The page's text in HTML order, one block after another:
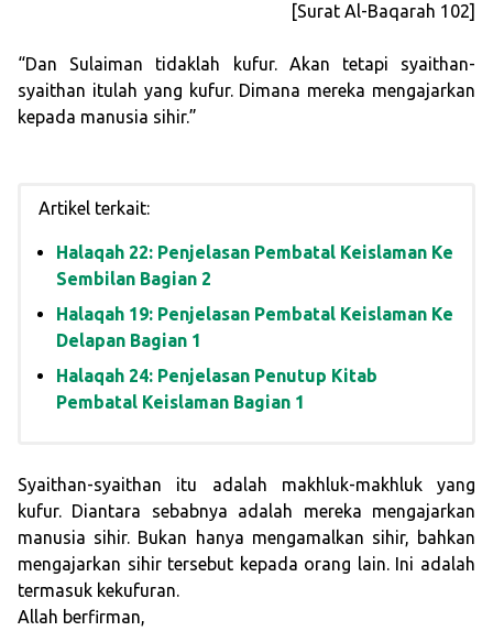
[Surat Al-Baqarah 102]
“Dan Sulaiman tidaklah kufur. Akan tetapi syaithan-
syaithan itulah yang kufur. Dimana mereka mengajarkan
kepada manusia sihir.”
Artikel terkait:
Halaqah 22: Penjelasan Pembatal Keislaman Ke
Sembilan Bagian 2
Halaqah 19: Penjelasan Pembatal Keislaman Ke
Delapan Bagian 1
Halaqah 24: Penjelasan Penutup Kitab
Pembatal Keislaman Bagian 1
Syaithan-syaithan itu adalah makhluk-makhluk yang
kufur. Diantara sebabnya adalah mereka mengajarkan
manusia sihir. Bukan hanya mengamalkan sihir, bahkan
mengajarkan sihir tersebut kepada orang lain. Ini adalah
termasuk kekufuran.
Allah berfirman,